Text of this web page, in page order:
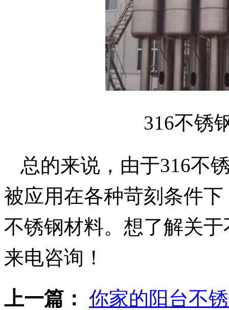
316不锈
总的来说，由于316不
被应用在各种苛刻条件
不锈钢材料。想了解关
来电咨询 ！
上一篇： 你家的阳台不